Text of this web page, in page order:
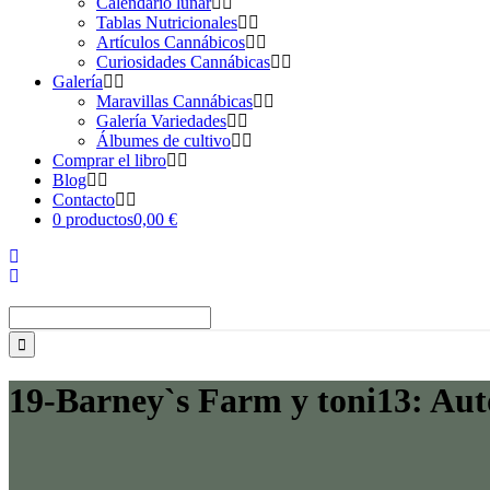
Tablas Nutricionales
Artículos Cannábicos
Curiosidades Cannábicas
Galería
Maravillas Cannábicas
Galería Variedades
Álbumes de cultivo
Comprar el libro
Blog
Contacto
0 productos0,00 €
19-Barney`s Farm y toni13: